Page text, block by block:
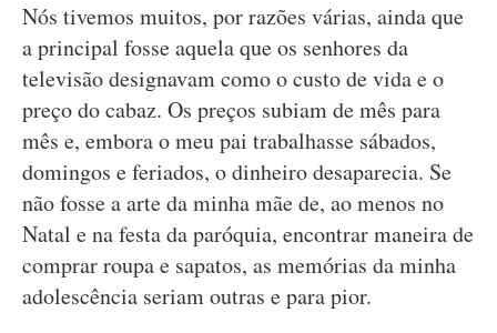
Nós tivemos muitos, por razões várias, ainda que
a principal fosse aquela que os senhores da
televisão designavam como o custo de vida e o
preço do cabaz. Os preços subiam de mês para
mês e, embora o meu pai trabalhasse sábados,
domingos e feriados, o dinheiro desaparecia. Se
não fosse a arte da minha mãe de, ao menos no
Natal e na festa da paróquia, encontrar maneira de
comprar roupa e sapatos, as memórias da minha
adolescência seriam outras e para pior.